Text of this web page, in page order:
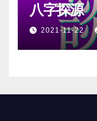
八字探源
2021-11-22